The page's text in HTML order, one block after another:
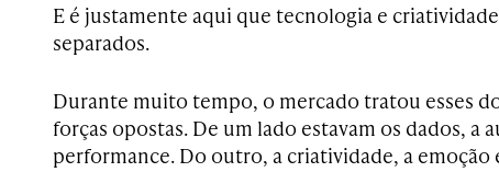
E é justamente aqui que tecnologia e
separados.
Durante muito tempo, o mercado tratou esses
forças opostas. De um lado estavam os dados, a
performance. Do outro, a criatividade, a emoção